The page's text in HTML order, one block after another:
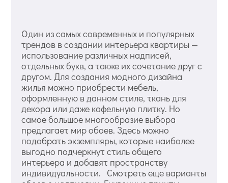
Один из самых современных и популярных
трендов в создании интерьера квартиры —
использование различных надписей,
отдельных букв, а также их сочетание друг с
другом. Для создания модного дизайна
жилья можно приобрести мебель,
оформленную в данном стиле, ткань для
декора или даже кафельную плитку. Но
самое большое многообразие выбора
предлагает мир обоев. Здесь можно
подобрать экземпляры, которые наиболее
выгодно подчеркнут стиль общего
интерьера и добавят пространству
индивидуальности. Смотреть еще варианты